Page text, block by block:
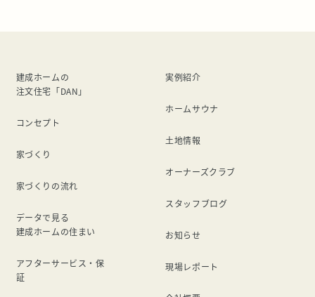
建成ホームの
注文住宅「DAN」
コンセプト
家づくり
家づくりの流れ
データで見る
建成ホームの住まい
アフターサービス・保
証
実例紹介
ホームサウナ
土地情報
オーナーズクラブ
スタッフブログ
お知らせ
現場レポート